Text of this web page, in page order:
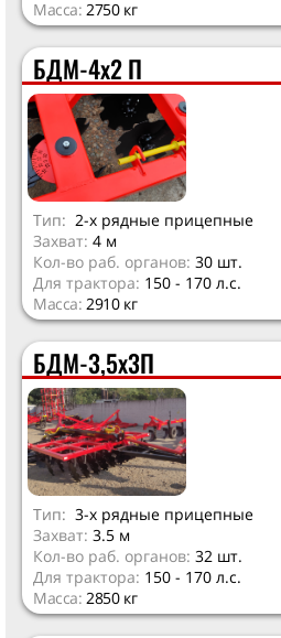
Масса: 2750 кг
БДМ-4х2 П
Тип: 2-х рядные прицепные
Захват: 4 м
Кол-во раб. органов: 30 шт.
Для трактора: 150 - 170 л.с.
Масса: 2910 кг
БДМ-3,5х3П
Тип: 3-х рядные прицепные
Захват: 3.5 м
Кол-во раб. органов: 32 шт.
Для трактора: 150 - 170 л.с.
Масса: 2850 кг